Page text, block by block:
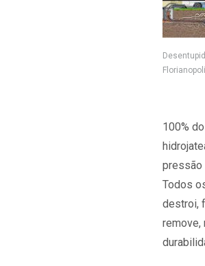
100%
pressão
Todos
destroi,
remove,